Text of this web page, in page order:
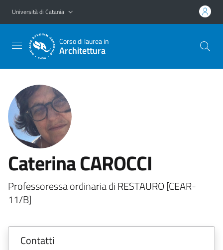
Vai al contenuto principale
Vai al menu di navigazione
Università di Catania
Corso di laurea in
Architettura
Caterina CAROCCI
Professoressa ordinaria di RESTAURO [CEAR-
11/B]
Contatti